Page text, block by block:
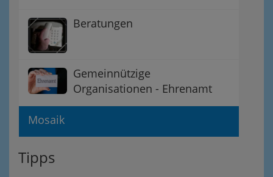
Beratungen
Gemeinnützige
Organisationen - Ehrenamt
Mosaik
Tipps